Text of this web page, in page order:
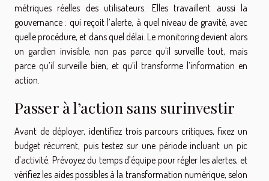
métriques réelles des utilisateurs. Elles travaillent aussi la
gouvernance : qui reçoit l’alerte, à quel niveau de gravité, avec
quelle procédure, et dans quel délai. Le monitoring devient alors
un gardien invisible, non pas parce qu’il surveille tout, mais
parce qu’il surveille bien, et qu’il transforme l’information en
action.
Passer à l’action sans surinvestir
Avant de déployer, identifiez trois parcours critiques, fixez un
budget récurrent, puis testez sur une période incluant un pic
d’activité. Prévoyez du temps d’équipe pour régler les alertes, et
vérifiez les aides possibles à la transformation numérique, selon